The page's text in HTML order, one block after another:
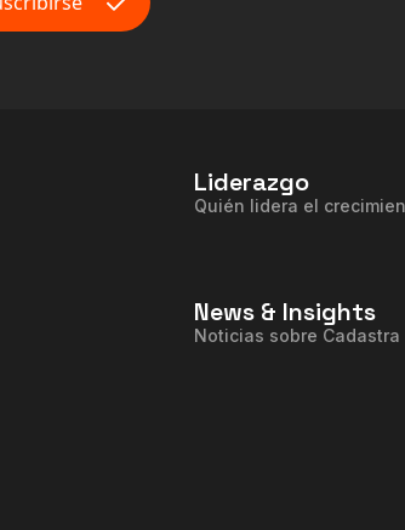
Liderazgo
Quién lidera el
News & Insights
Noticias sobre Cadastra